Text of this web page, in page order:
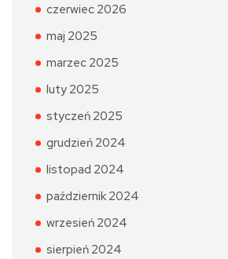
czerwiec 2026
maj 2025
marzec 2025
luty 2025
styczeń 2025
grudzień 2024
listopad 2024
październik 2024
wrzesień 2024
sierpień 2024